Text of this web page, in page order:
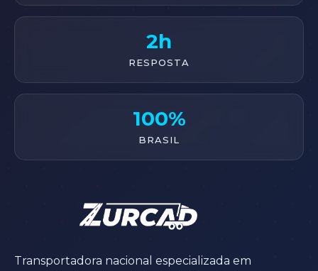
2h
RESPOSTA
100%
BRASIL
Transportadora nacional especializada em